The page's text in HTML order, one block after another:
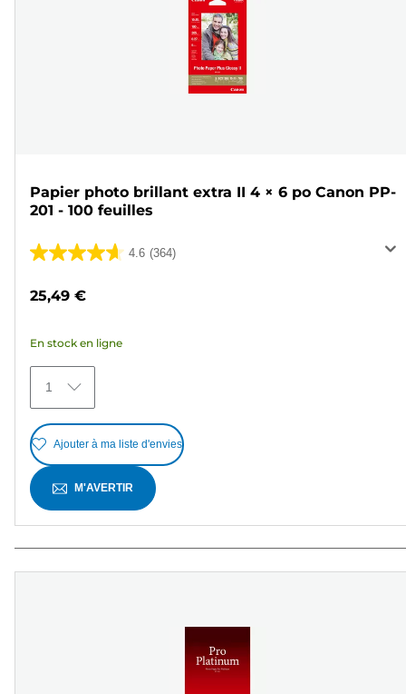
Papier photo brillant extra II 4 × 6 po Canon PP-
201 - 100 feuilles
4.6 (364)
4.6
5
364
avis
25,49 €
En stock en ligne
1
Ajouter à ma liste d'envies
M'AVERTIR